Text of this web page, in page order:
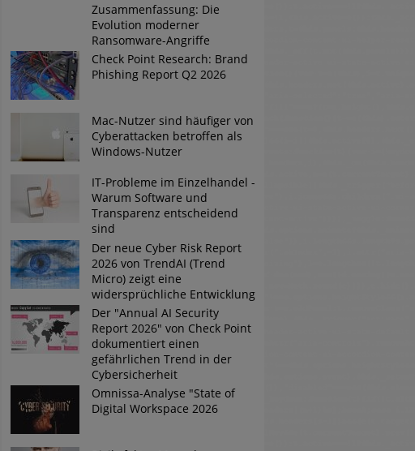
im Visier der Datendiebe
Zusammenfassung: Die
Evolution moderner
Ransomware-Angriffe
Check Point Research: Brand
Phishing Report Q2 2026
Mac-Nutzer sind häufiger von
Cyberattacken betroffen als
Windows-Nutzer
IT-Probleme im Einzelhandel -
Warum Software und
Transparenz entscheidend
sind
Der neue Cyber Risk Report
2026 von TrendAI (Trend
Micro) zeigt eine
widersprüchliche Entwicklung
Der "Annual AI Security
Report 2026" von Check Point
dokumentiert einen
gefährlichen Trend in der
Cybersicherheit
Omnissa-Analyse "State of
Digital Workspace 2026